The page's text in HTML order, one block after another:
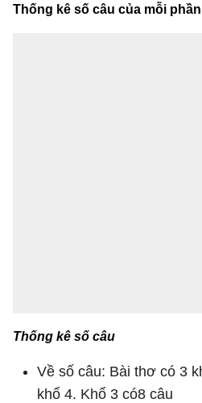
Thống kê số câu của mỗi
Thống kê số câu
Về số câu: Bài thơ có 3
khổ 4. Khổ 3 có8 câu